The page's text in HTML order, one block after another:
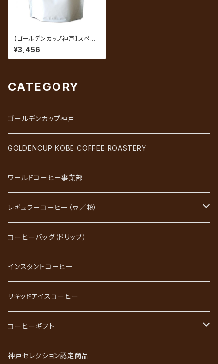
【ゴールデンカップ神戸】スペシ
ャルティコーヒー ゴールデンス
ウィートベリー 200g（約20杯
分）
¥3,456
CATEGORY
ゴールデンカップ神戸
GOLDENCUP KOBE COFFEE ROASTERY
ワールドコーヒー事業部
レギュラーコーヒー（豆／粉）
ブレンドコーヒー
ストレートコーヒー
スペシャルティコーヒー
ごーるど四季限定珈琲
かれんだー珈琲
コーヒーバッグ（ドリップ）
インスタントコーヒー
リキッドアイスコーヒー
コーヒーギフト
神戸珈琲職人ギフト
神戸セレクション認定商品